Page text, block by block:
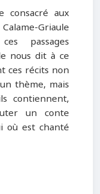
consacré aux
Griaule
passages
nous dit à ce
ces récits non
thème, mais
contiennent,
un conte
où est chanté